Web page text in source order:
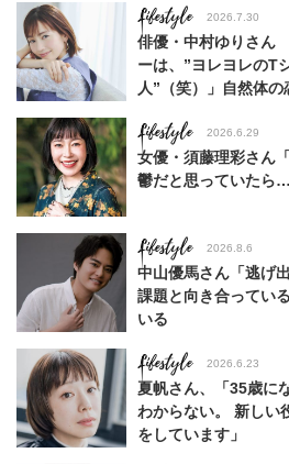
Lifestyle 2026.7.30
俳優・中村ゆりさん
ーは、”ヨレヨレのT
人”（笑）」自然体の
Lifestyle 2026.6.29
女優・須藤理彩さん
鬱だと思っていたら
Lifestyle 2026.8.6
中山優馬さん「逃げ
課題と向き合ってい
いる
Lifestyle 2026.6.23
夏帆さん、「35歳に
わからない。 新しい
をしています」